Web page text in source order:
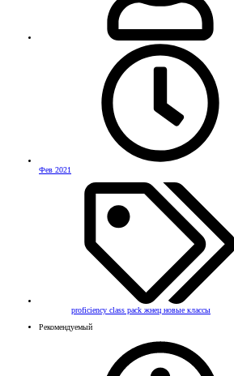
Фев 2021
proficiency class pack жнец новые классы
Рекомендуемый